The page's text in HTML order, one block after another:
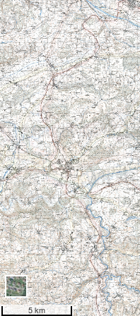
5 km
Erweiterte
Werkzeuge
Grundlagen
Dargestellte
Karten
Siegfriedkarte
Nach
weiteren
Karten
suchen?
Konfiguration